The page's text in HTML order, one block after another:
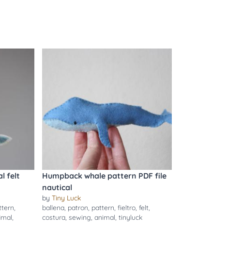
felt
,
,
Humpback whale pattern PDF file
nautical
by Tiny Luck
ballena, patron, pattern, fieltro, felt,
costura, sewing, animal, tinyluck